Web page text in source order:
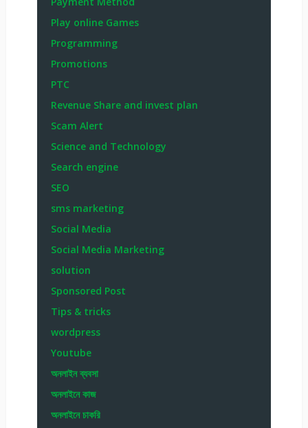
Play online Games
Programming
Promotions
PTC
Revenue Share and invest plan
Scam Alert
Science and Technology
Search engine
SEO
sms marketing
Social Media
Social Media Marketing
solution
Sponsored Post
Tips & tricks
wordpress
Youtube
অনলাইন ব্যবসা
অনলাইনে কাজ
অনলাইনে চাকরি